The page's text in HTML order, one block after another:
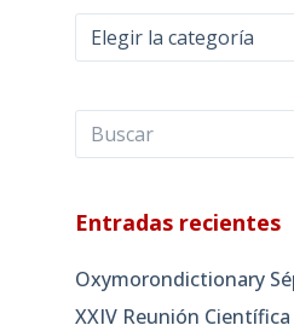
Categorías
Entradas recientes
Oxymorondictionary
XXIV Reunión Científica